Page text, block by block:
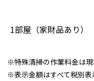
1部屋（家財品あり）
※特殊清掃の作業料金は現
※表示金額はすべて税別表